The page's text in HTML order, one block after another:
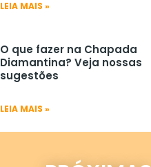
LEIA MAIS »
O que fazer na Chapada
Diamantina? Veja nossas
sugestões
LEIA MAIS »